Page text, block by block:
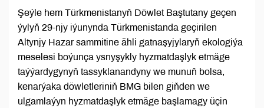
Şeýle hem Türkmenistanyň Döwlet Baştutany geçen
ýylyň 29-njy iýunynda Türkmenistanda geçirilen
Altynjy Hazar sammitine ähli gatnaşyjylaryň ekologiýa
meselesi boýunça ysnyşykly hyzmatdaşlyk etmäge
taýýardygynyň tassyklanandyny we munuň bolsa,
kenarýaka döwletleriniň BMG bilen giňden we
ulgamlaýyn hyzmatdaşlyk etmäge başlamagy üçin